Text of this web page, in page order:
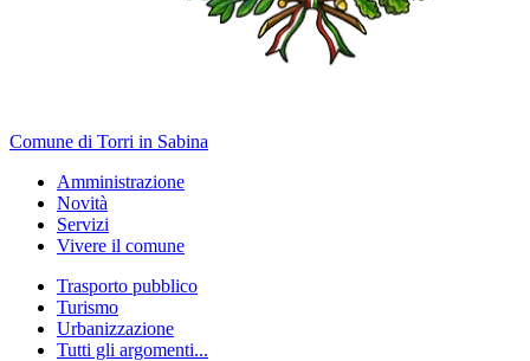
Comune di Torri in Sabina
Amministrazione
Novità
Servizi
Vivere il comune
Trasporto pubblico
Turismo
Urbanizzazione
Tutti gli argomenti...